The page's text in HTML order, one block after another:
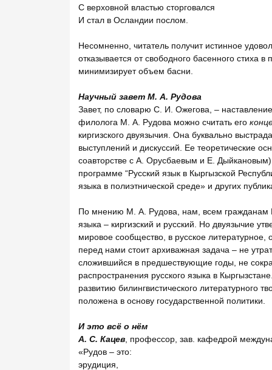
С верховной властью сторговался
И стал в Осландии послом.
Несомненно, читатель получит истинное
отказывается от свободного басенного стиха
минимизирует объем басни.
Научный завет М. А. Рудова
Завет, по словарю С. И. Ожегова, –
филолога М. А. Рудова можно считать его
киргизского двуязычия. Она буквально
выступлений и дискуссий. Ее теоретические
соавторстве с А. Орусбаевым и Е.
программе “Русский язык в Кыргызской
языка в полиэтнической среде» и других
По мнению М. А. Рудова, нам, всем гражданам
языка – киргизский и русский. Но двуязычие
мировое сообщество, в русское литературное,
перед нами стоит архиважная задача – не
сложившийся в предшествующие годы, не
распространения русского языка в
развитию билингвистического литературного
положена в основу государственной политики.
И это всё о нём
А. С. Кацев, профессор, зав. кафедрой
«Рудов – это:
эрудиция,